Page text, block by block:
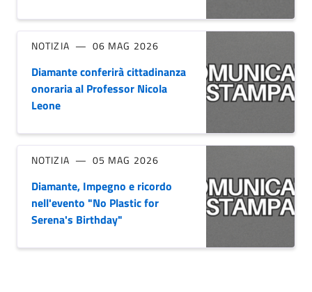
NOTIZIA 06 MAG 2026
Diamante conferirà cittadinanza
onoraria al Professor Nicola
Leone
NOTIZIA 05 MAG 2026
Diamante, Impegno e ricordo
nell'evento "No Plastic for
Serena's Birthday"